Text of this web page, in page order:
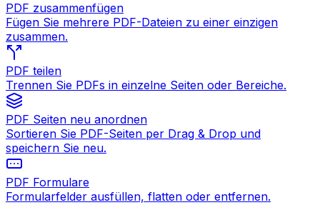
PDF zusammenfügen
Fügen Sie mehrere PDF-Dateien zu einer einzigen
zusammen.
PDF teilen
Trennen Sie PDFs in einzelne Seiten oder Bereiche.
PDF Seiten neu anordnen
Sortieren Sie PDF-Seiten per Drag & Drop und
speichern Sie neu.
PDF Formulare
Formularfelder ausfüllen, flatten oder entfernen.